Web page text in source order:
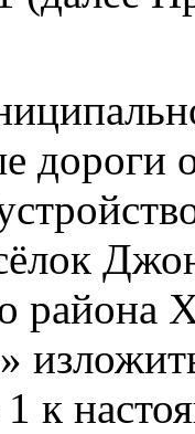
дороги
района
к